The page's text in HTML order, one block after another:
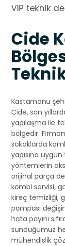
VIP teknik
Cide
Kastamonu
Cide, son
yapılaşma ile
bölgedir.
sokaklarda
yapısına
yöntemlerin
orijinal parça
kombi servisi,
kireç temizliği,
pompası
hata payını
sunduğumuz
mühendislik